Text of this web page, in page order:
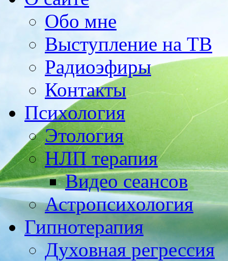
Обо мне
Выступление на TВ
Радиоэфиры
Контакты
Психология
Этология
НЛП терапия
Видео сеансов
Астропсихология
Гипнотерапия
Духовная регрессия